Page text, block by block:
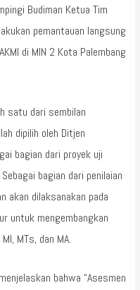
Budiman Ketua Tim
pemantauan langsung
di MIN 2 Kota Palembang
satu dari sembilan
dipilih oleh Ditjen
bagian dari proyek uji
bagian dari penilaian
akan dilaksanakan pada
untuk mengembangkan
MTs, dan MA.
bahwa “Asesmen